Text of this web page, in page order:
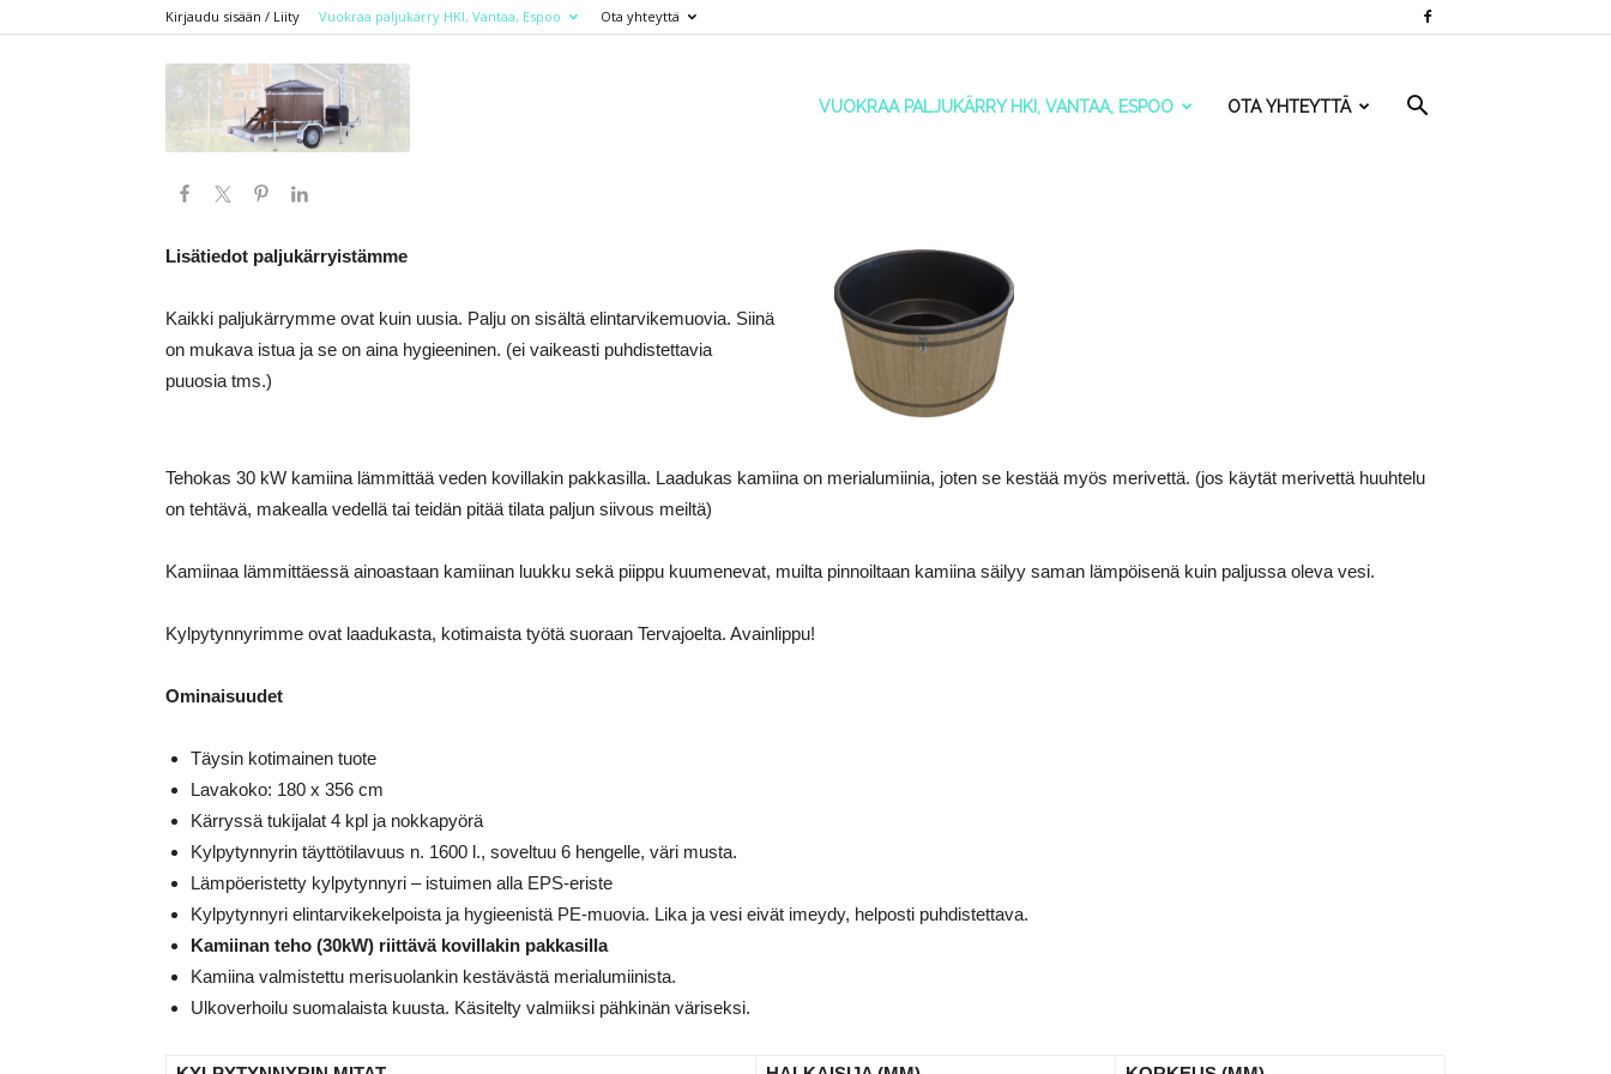
Kirjaudu sisään / Liity Vuokraa paljukärry HKI, Vantaa, Espoo Ota yhteyttä
VUOKRAA PALJUKÄRRY HKI, VANTAA, ESPOO OTA YHTEYTTÄ
Lisätiedot paljukärryistämme
Kaikki paljukärrymme ovat kuin uusia. Palju on sisältä elintarvikemuovia. Siinä
on mukava istua ja se on aina hygieeninen. (ei vaikeasti puhdistettavia
puuosia tms.)
Tehokas 30 kW kamiina lämmittää veden kovillakin pakkasilla. Laadukas kamiina on merialumiinia, joten se kestää myös merivettä. (jos käytät merivettä huuhtelu
on tehtävä, makealla vedellä tai teidän pitää tilata paljun siivous meiltä)
Kamiinaa lämmittäessä ainoastaan kamiinan luukku sekä piippu kuumenevat, muilta pinnoiltaan kamiina säilyy saman lämpöisenä kuin paljussa oleva vesi.
Kylpytynnyrimme ovat laadukasta, kotimaista työtä suoraan Tervajoelta. Avainlippu!
Ominaisuudet
Täysin kotimainen tuote
Lavakoko: 180 x 356 cm
Kärryssä tukijalat 4 kpl ja nokkapyörä
Kylpytynnyrin täyttötilavuus n. 1600 l., soveltuu 6 hengelle, väri musta.
Lämpöeristetty kylpytynnyri – istuimen alla EPS-eriste
Kylpytynnyri elintarvikekelpoista ja hygieenistä PE-muovia. Lika ja vesi eivät imeydy, helposti puhdistettava.
Kamiinan teho (30kW) riittävä kovillakin pakkasilla
Kamiina valmistettu merisuolankin kestävästä merialumiinista.
Ulkoverhoilu suomalaista kuusta. Käsitelty valmiiksi pähkinän väriseksi.